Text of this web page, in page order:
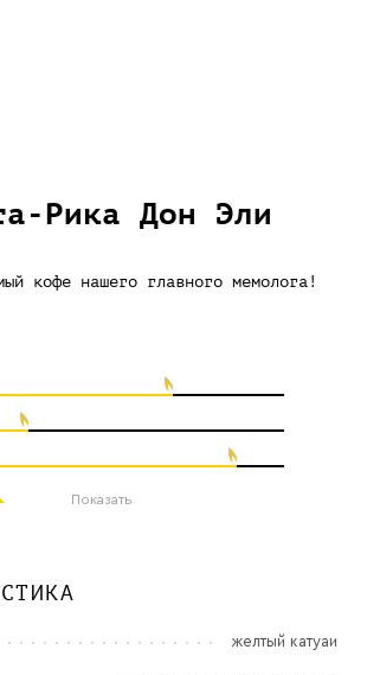
желтый катуаи
Рика Дон Эли
кофе нашего главного мемолога!
Показать